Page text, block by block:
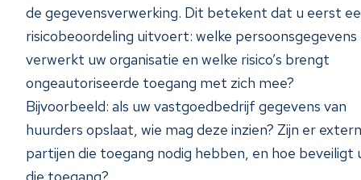
de gegevensverwerking. Dit betekent dat u eerst
risicobeoordeling uitvoert: welke persoonsgegevens
verwerkt uw organisatie en welke risico’s brengt
ongeautoriseerde toegang met zich mee?
Bijvoorbeeld: als uw vastgoedbedrijf gegevens van
huurders opslaat, wie mag deze inzien? Zijn er
partijen die toegang nodig hebben, en hoe beveiligt